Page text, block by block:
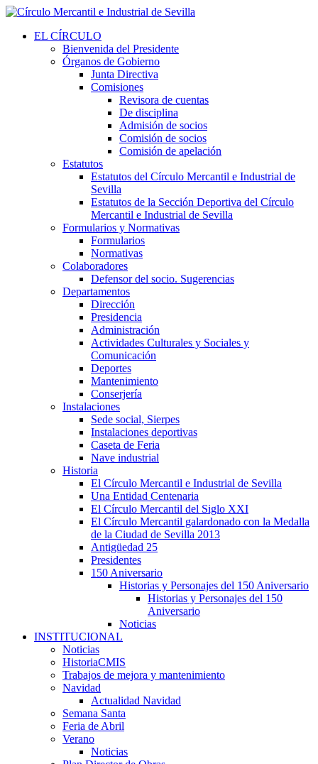
EL CÍRCULO
Bienvenida del Presidente
Órganos de Gobierno
Junta Directiva
Comisiones
Revisora de cuentas
De disciplina
Admisión de socios
Comisión de socios
Comisión de apelación
Estatutos
Estatutos del Círculo Mercantil e Industrial de
Sevilla
Estatutos de la Sección Deportiva del Círculo
Mercantil e Industrial de Sevilla
Formularios y Normativas
Formularios
Normativas
Colaboradores
Defensor del socio. Sugerencias
Departamentos
Dirección
Presidencia
Administración
Actividades Culturales y Sociales y
Comunicación
Deportes
Mantenimiento
Conserjería
Instalaciones
Sede social, Sierpes
Instalaciones deportivas
Caseta de Feria
Nave industrial
Historia
El Círculo Mercantil e Industrial de Sevilla
Una Entidad Centenaria
El Círculo Mercantil del Siglo XXI
El Círculo Mercantil galardonado con la Medalla
de la Ciudad de Sevilla 2013
Antigüedad 25
Presidentes
150 Aniversario
Historias y Personajes del 150 Aniversario
Historias y Personajes del 150
Aniversario
Noticias
INSTITUCIONAL
Noticias
HistoriaCMIS
Trabajos de mejora y mantenimiento
Navidad
Actualidad Navidad
Semana Santa
Feria de Abril
Verano
Noticias